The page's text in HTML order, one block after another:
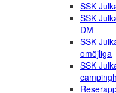
SSK
SSK
DM
SSK
omöjliga
SSK